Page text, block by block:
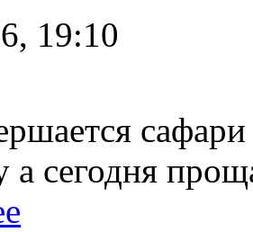
19:10
а сегодня